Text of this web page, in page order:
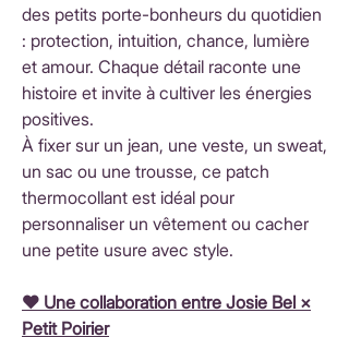
des petits porte-bonheurs du quotidien
: protection, intuition, chance, lumière
et amour. Chaque détail raconte une
histoire et invite à cultiver les énergies
positives.
À fixer sur un jean, une veste, un sweat,
un sac ou une trousse, ce patch
thermocollant est idéal pour
personnaliser un vêtement ou cacher
une petite usure avec style.
♥️ Une collaboration entre Josie Bel ×
Petit Poirier